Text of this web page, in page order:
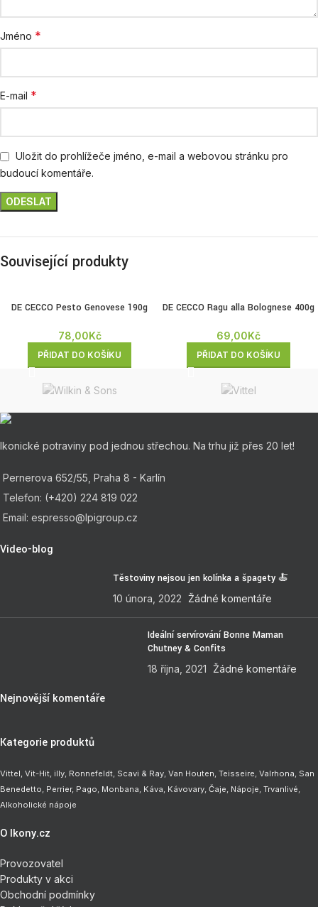
Jméno *
E-mail *
Uložit do prohlížeče jméno, e-mail a webovou stránku pro
budoucí komentáře.
Související produkty
DE CECCO Pesto Genovese 190g
78,00Kč
PŘIDAT DO KOŠÍKU
DE CECCO Ragu alla Bolognese 400g
69,00Kč
PŘIDAT DO KOŠÍKU
Ikonické potraviny pod jednou střechou. Na trhu již přes 20 let!
Pernerova 652/55, Praha 8 - Karlín
Telefon: (+420) 224 819 022
Email: espresso@lpigroup.cz
Video-blog
Těstoviny nejsou jen kolínka a špagety 🍝
10 února, 2022 Žádné komentáře
Ideální servírování Bonne Maman
Chutney & Confits
18 října, 2021 Žádné komentáře
Nejnovější komentáře
Kategorie produktů
Vittel, Vit-Hit illy Ronnefeldt Scavi & Ray Van Houten Teisseire Valrhona San
Benedetto Perrier, Pago Monbana Káva Kávovary Čaje Nápoje Trvanlivé
Alkoholické nápoje
O Ikony.cz
Provozovatel
Produkty v akci
Obchodní podmínky